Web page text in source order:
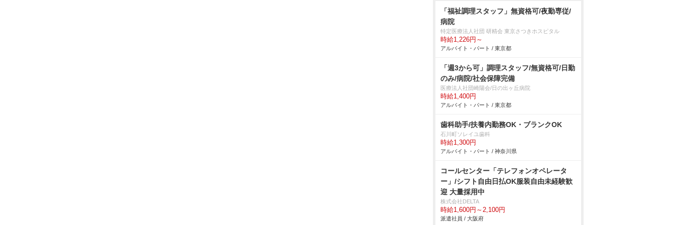
「福祉調理スタッフ」無資格可/夜勤専従/
病院
特定医療法人社団 研精会 東京さつきホスピタル
時給1,226円～
アルバイト・パート / 東京都
「週3から可」調理スタッフ/無資格可/日勤
のみ/病院/社会保障完備
医療法人社団崎陽会/日の出ヶ丘病院
時給1,400円
アルバイト・パート / 東京都
歯科助手/扶養内勤務OK・ブランクOK
石川町ソレイユ歯科
時給1,300円
アルバイト・パート / 神奈川県
コールセンター「テレフォンオペレータ
ー」/シフト自由日払OK服装自由未経験歓
迎 大量採用中
株式会社DELTA
時給1,600円～2,100円
派遣社員 / 大阪府